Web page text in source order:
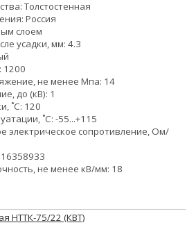
Толстостенная
Россия
слоем
усадки, мм: 4.3
1200
не менее Мпа: 14
до (кВ): 1
˚С: 120
˚С: -55...+115
электрическое сопротивление, Ом/
не менее кВ/мм: 18
НТТК-75/22 (КВТ)